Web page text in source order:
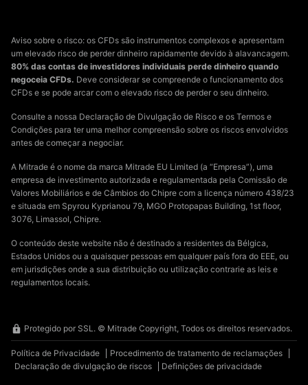
Aviso sobre o risco: os CFDs são instrumentos complexos e apresentam
um elevado risco de perder dinheiro rapidamente devido à alavancagem.
80% das contas de investidores individuais perde dinheiro quando
negoceia CFDs. Deve considerar se compreende o funcionamento dos
CFDs e se pode arcar com o elevado risco de perder o seu dinheiro.
Consulte a nossa Declaração de Divulgação de Risco e os Termos e
Condições para ter uma melhor compreensão sobre os riscos envolvidos
antes de começar a negociar.
A Mitrade é o nome da marca Mitrade EU Limited (a “Empresa”), uma
empresa de investimento autorizada e regulamentada pela Comissão de
Valores Mobiliários e de Câmbios do Chipre com a licença número 438/23
e situada em Spyrou Kyprianou 79, MGO Protopapas Building, 1st floor,
3076, Limassol, Chipre.
O conteúdo deste website não é destinado a residentes da Bélgica,
Estados Unidos ou a quaisquer pessoas em qualquer país fora do EEE, ou
em jurisdições onde a sua distribuição ou utilização contrarie as leis e
regulamentos locais.
Protegido por SSL. © Mitrade Copyright, Todos os direitos reservados.
Política de Privacidade
Procedimento de tratamento de reclamações
Declaração de divulgação de riscos
Definições de privacidade